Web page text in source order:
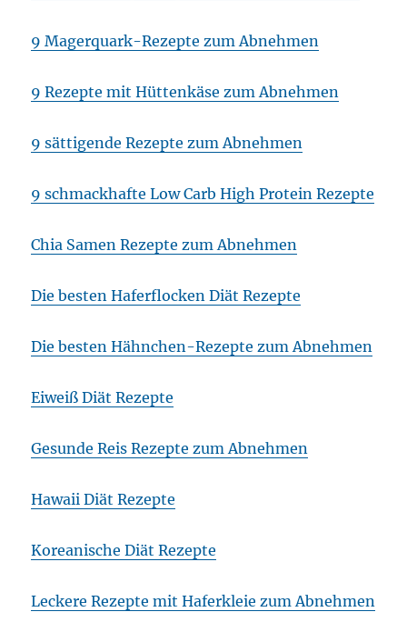
9 Magerquark-Rezepte zum Abnehmen
9 Rezepte mit Hüttenkäse zum Abnehmen
9 sättigende Rezepte zum Abnehmen
9 schmackhafte Low Carb High Protein Rezepte
Chia Samen Rezepte zum Abnehmen
Die besten Haferflocken Diät Rezepte
Die besten Hähnchen-Rezepte zum Abnehmen
Eiweiß Diät Rezepte
Gesunde Reis Rezepte zum Abnehmen
Hawaii Diät Rezepte
Koreanische Diät Rezepte
Leckere Rezepte mit Haferkleie zum Abnehmen